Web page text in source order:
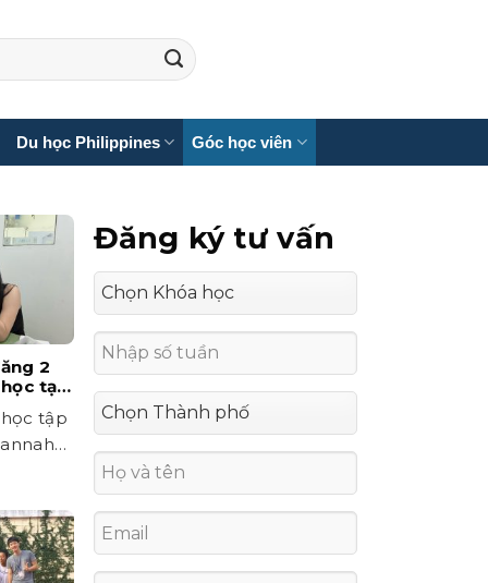
Du học Philippines Góc học viên
2
tại
tập
Đăng ký tư vấn